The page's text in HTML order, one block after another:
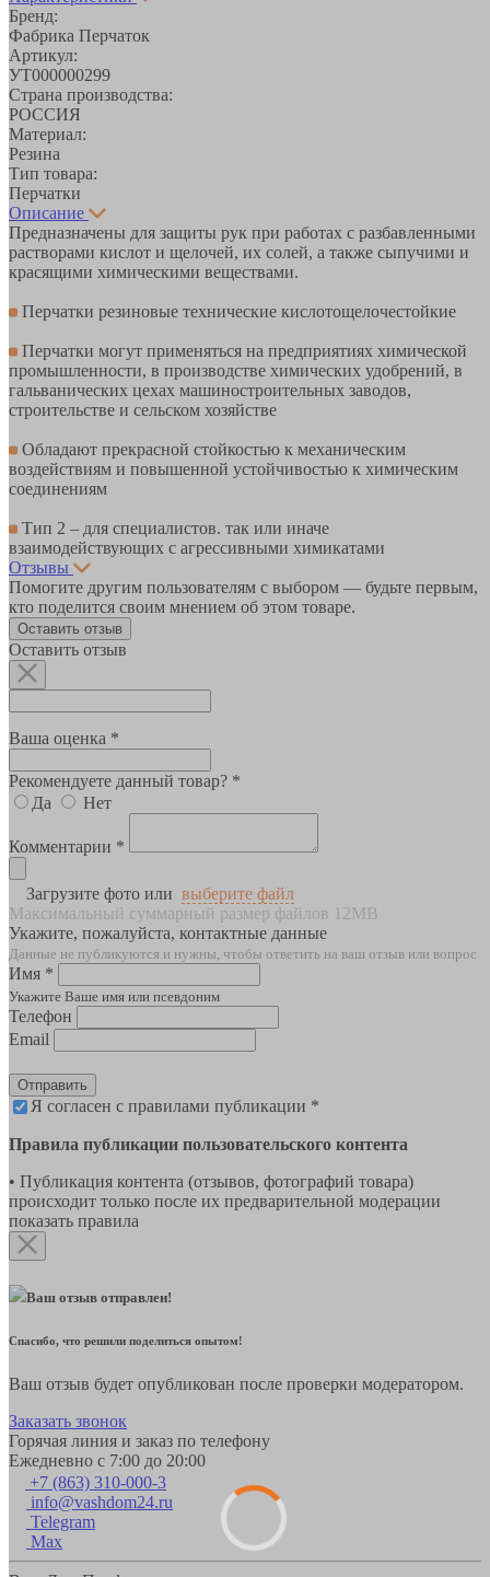
Бренд:
Фабрика Перчаток
Артикул:
УТ000000299
Страна производства:
РОССИЯ
Материал:
Резина
Тип товара:
Перчатки
Описание
Предназначены для защиты рук при работах с разбавленными
растворами кислот и щелочей, их солей, а также сыпучими и
красящими химическими веществами.
Перчатки резиновые технические кислотощелочестойкие
Перчатки могут применяться на предприятиях химической
промышленности, в производстве химических удобрений, в
гальванических цехах машиностроительных заводов,
строительстве и сельском хозяйстве
Обладают прекрасной стойкостью к механическим
воздействиям и повышенной устойчивостью к химическим
соединениям
Тип 2 – для специалистов. так или иначе
взаимодействующих с агрессивными химикатами
Отзывы
Помогите другим пользователям с выбором — будьте первым,
кто поделится своим мнением об этом товаре.
Оставить отзыв
Оставить отзыв
Ваша оценка *
Рекомендуете данный товар? *
Да
Нет
Комментарии *
Загрузите фото или выберите файл
Максимальный суммарный размер файлов 12MB
Укажите, пожалуйста, контактные данные
Данные не публикуются и нужны, чтобы ответить на ваш отзыв или вопрос
Имя *
Укажите Ваше имя или псевдоним
Телефон
Email
Отправить
Я согласен с правилами публикации *
Правила публикации пользовательского контента
• Публикация контента (отзывов, фотографий товара)
происходит только после их предварительной модерации
показать правила
Ваш отзыв отправлен!
Спасибо, что решили поделиться опытом!
Ваш отзыв будет опубликован после проверки модератором.
Заказать звонок
Горячая линия и заказ по телефону
Ежедневно с 7:00 до 20:00
+7 (863) 310-000-3
info@vashdom24.ru
Telegram
Max